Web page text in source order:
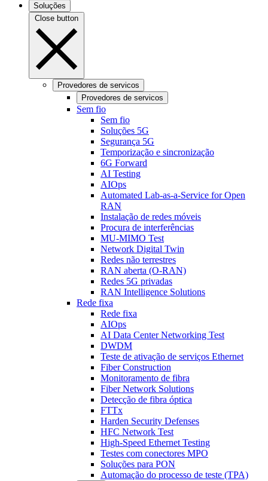
Soluções
Close button
Provedores de servicos
Provedores de servicos
Sem fio
Sem fio
Soluções 5G
Segurança 5G
Temporização e sincronização
6G Forward
AI Testing
AIOps
Automated Lab-as-a-Service for Open
RAN
Instalação de redes móveis
Procura de interferências
MU-MIMO Test
Network Digital Twin
Redes não terrestres
RAN aberta (O-RAN)
Redes 5G privadas
RAN Intelligence Solutions
Rede fixa
Rede fixa
AIOps
AI Data Center Networking Test
DWDM
Teste de ativação de serviços Ethernet
Fiber Construction
Monitoramento de fibra
Fiber Network Solutions
Detecção de fibra óptica
FTTx
Harden Security Defenses
HFC Network Test
High-Speed Ethernet Testing
Testes com conectores MPO
Soluções para PON
Automação do processo de teste (TPA)